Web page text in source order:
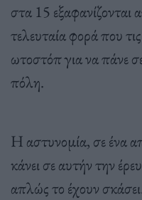
στα 15
τελευταία φορά που
ωτοστόπ για να πάνε
πόλη.
Η αστυνομία, σε ένα
κάνει σε αυτήν την
απλώς το έχουν